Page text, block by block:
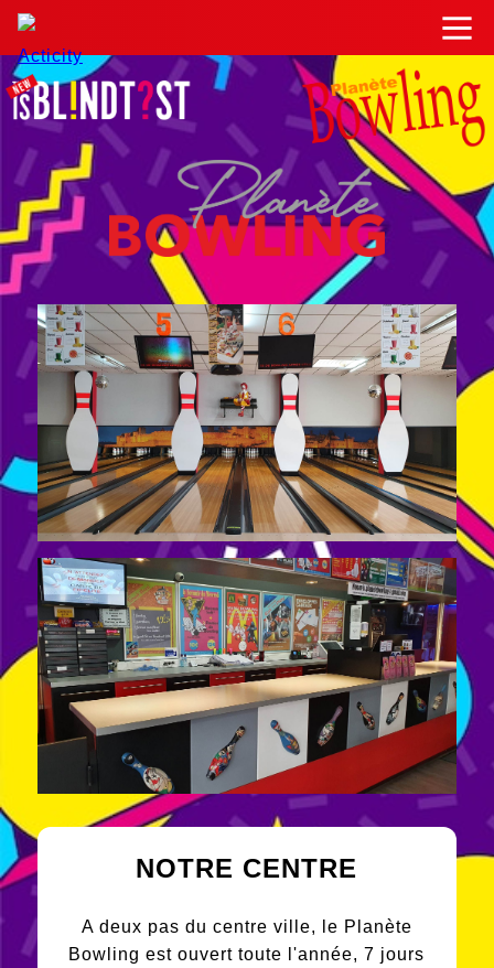
NOTRE CENTRE
A deux pas du centre ville, le Planète
Bowling est ouvert toute l'année, 7 jours